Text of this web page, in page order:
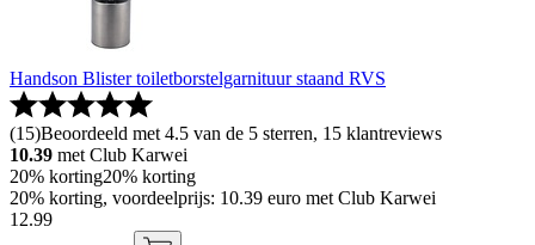
Handson Blister toiletborstelgarnituur staand RVS
(15)Beoordeeld met 4.5 van de 5 sterren, 15 klantreviews
10.39 met Club Karwei
20% korting20% korting
20% korting, voordeelprijs: 10.39 euro met Club Karwei
12.99